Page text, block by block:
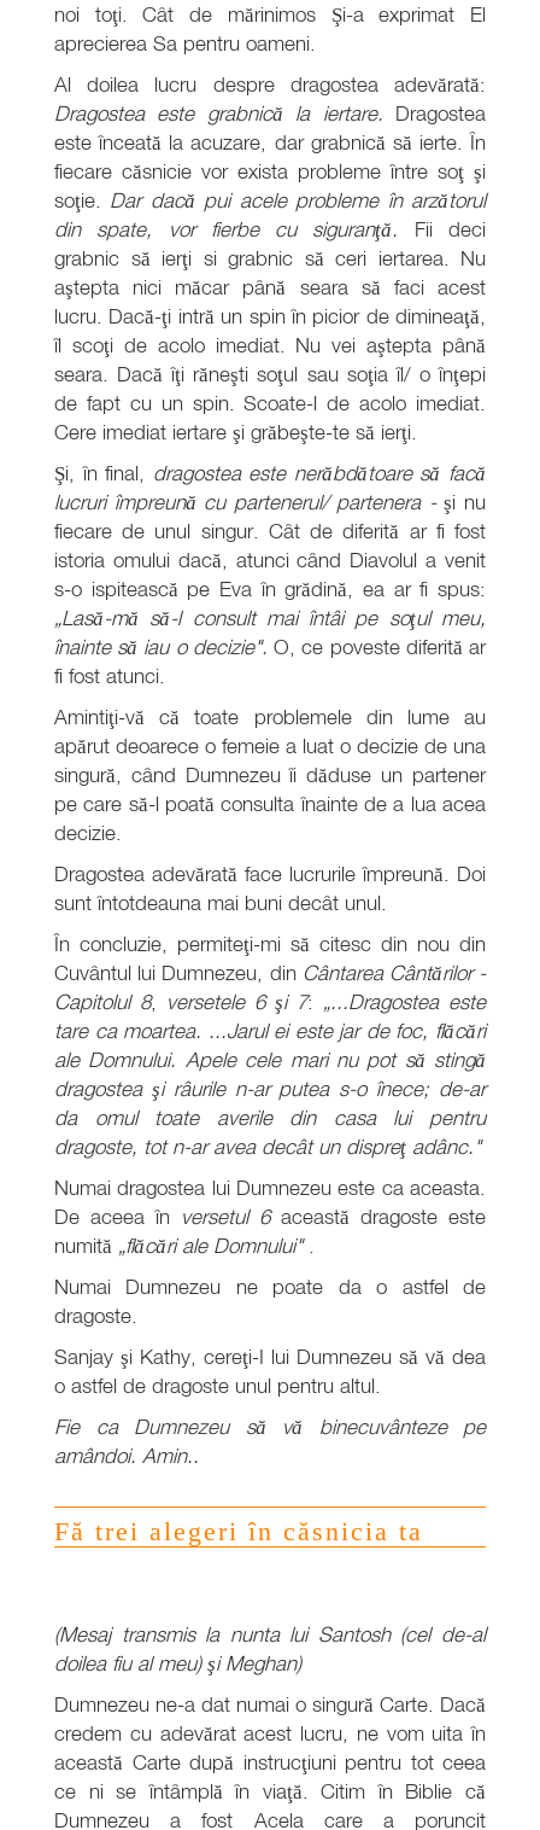
noi toţi. Cât de mărinimos Şi-a exprimat El
aprecierea Sa pentru oameni.
Al doilea lucru despre dragostea adevărată:
Dragostea este grabnică la iertare. Dragostea
este înceată la acuzare, dar grabnică să ierte. În
fiecare căsnicie vor exista probleme între soţ şi
soţie. Dar dacă pui acele probleme în arzătorul
din spate, vor fierbe cu siguranţă. Fii deci
grabnic să ierţi si grabnic să ceri iertarea. Nu
aştepta nici măcar până seara să faci acest
lucru. Dacă-ţi intră un spin în picior de dimineaţă,
îl scoţi de acolo imediat. Nu vei aştepta până
seara. Dacă îţi răneşti soţul sau soţia îl/ o înţepi
de fapt cu un spin. Scoate-l de acolo imediat.
Cere imediat iertare şi grăbeşte-te să ierţi.
Şi, în final, dragostea este nerăbdătoare să facă
lucruri împreună cu partenerul/ partenera -şi nu
fiecare de unul singur. Cât de diferită ar fi fost
istoria omului dacă, atunci când Diavolul a venit
s-o ispitească pe Eva în grădină, ea ar fi spus:
„Lasă-mă să-l consult mai întâi pe soţul meu,
înainte să iau o decizie".O, ce poveste diferită ar
fi fost atunci.
Amintiţi-vă că toate problemele din lume au
apărut deoarece o femeie a luat o decizie de una
singură, când Dumnezeu îi dăduse un partener
pe care să-l poată consulta înainte de a lua acea
decizie.
Dragostea adevărată face lucrurile împreună. Doi
sunt întotdeauna mai buni decât unul.
În concluzie, permiteţi-mi să citesc din nou din
Cuvântul lui Dumnezeu, din Cântarea Cântărilor -
Capitolul 8, versetele 6 şi 7: „...Dragostea este
tare ca moartea. ...Jarul ei este jar de foc, flăcări
ale Domnului. Apele cele mari nu pot să stingă
dragostea şi râurile n-ar putea s-o înece; de-ar
da omul toate averile din casa lui pentru
dragoste, tot n-ar avea decât un dispreţ adânc."
Numai dragostea lui Dumnezeu este ca aceasta.
De aceea în versetul 6 această dragoste este
numită „flăcări ale Domnului"
Numai Dumnezeu ne poate da o astfel de
dragoste.
Sanjay şi Kathy, cereţi-I lui Dumnezeu să vă dea
o astfel de dragoste unul pentru altul.
Fie ca Dumnezeu să vă binecuvânteze pe
amândoi. Amin..
Fă trei alegeri în căsnicia ta
(Mesaj transmis la nunta lui Santosh (cel de-al
doilea fiu al meu) şi Meghan)
Dumnezeu ne-a dat numai o singură Carte. Dacă
credem cu adevărat acest lucru, ne vom uita în
această Carte după instrucţiuni pentru tot ceea
ce ni se întâmplă în viaţă. Citim în Biblie că
Dumnezeu a fost Acela care a poruncit